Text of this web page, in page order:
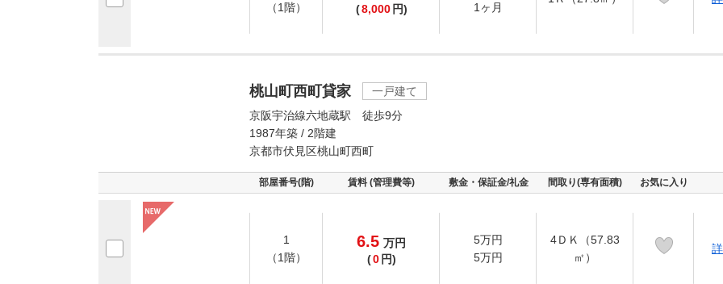
（1階）
(8,000 円)
1ヶ月
桃山町西町貸家
一戸建て
京阪宇治線六地蔵駅 徒歩9分
1987年築 / 2階建
京都市伏見区桃山町西町
部屋番号(階) 賃料 (管理費等) 敷金・保証金/礼金 間取り(専有面積) お気に入り
1
（1階）
6.5 万円
(0 円)
5万円
5万円
4ＤＫ（57.83
㎡）